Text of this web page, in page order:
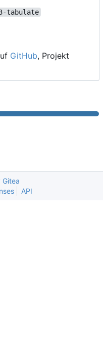
tabulate
GitHub, Projekt
Gitea
API